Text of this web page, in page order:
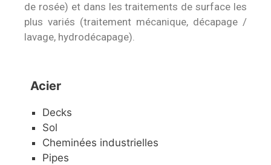
de rosée) et dans les traitements de surface les
plus variés (traitement mécanique, décapage /
lavage, hydrodécapage).
Acier
Decks
Sol
Cheminées industrielles
Pipes